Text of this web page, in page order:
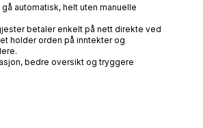
automatisk, helt uten manuelle
betaler enkelt på nett direkte ved
holder orden på inntekter og
bedre oversikt og tryggere